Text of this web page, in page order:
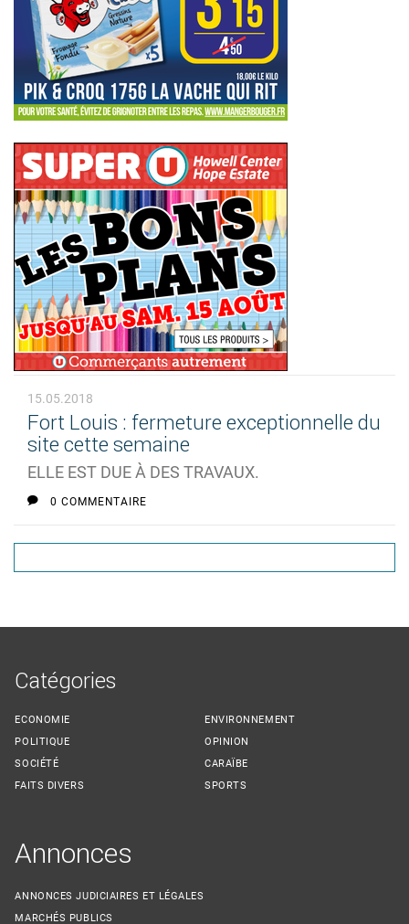
15.05.2018
Fort Louis : fermeture exceptionnelle du
site cette semaine
ELLE EST DUE À DES TRAVAUX.
0 COMMENTAIRE
Catégories
ECONOMIE
POLITIQUE
SOCIÉTÉ
FAITS DIVERS
ENVIRONNEMENT
OPINION
CARAÏBE
SPORTS
Annonces
ANNONCES JUDICIAIRES ET LÉGALES
MARCHÉS PUBLICS